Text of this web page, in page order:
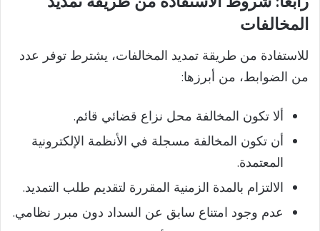
المخالفات
للاستفادة من طريقة تمديد المخالفات، يشترط توفر عدد
من الضوابط، من أبرزها:
ألا تكون المخالفة محل نزاع قضائي قائم.
أن تكون المخالفة مسجلة في الأنظمة الإلكترونية
المعتمدة.
الالتزام بالمدة الزمنية المقررة لتقديم طلب التمديد.
عدم وجود امتناع سابق عن السداد دون مبرر نظامي.